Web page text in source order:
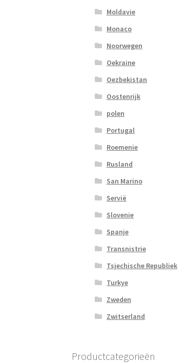
Moldavie
Monaco
Noorwegen
Oekraine
Oezbekistan
Oostenrijk
polen
Portugal
Roemenie
Rusland
San Marino
Servië
Slovenie
Spanje
Transnistrie
Tsjechische Republiek
Turkye
Zweden
Zwitserland
Productcategorieën